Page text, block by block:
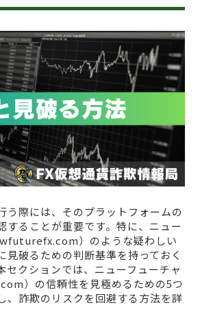
う際には、そのプラットフォームの
することが重要です。特に、ニュー
）のような疑わしい
見破るための判断基準を持っておく
セクションでは、ニューフューチャ
）の信頼性を見極めるための5つ
、詐欺のリスクを回避する方法を詳